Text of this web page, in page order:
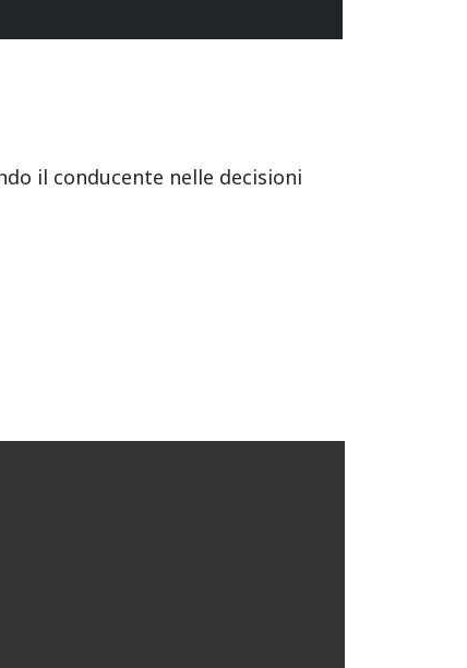
il conducente nelle decisioni